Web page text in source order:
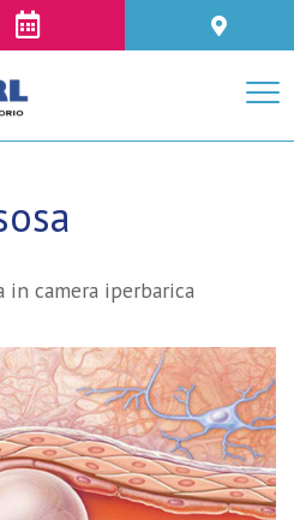
in camera iperbarica